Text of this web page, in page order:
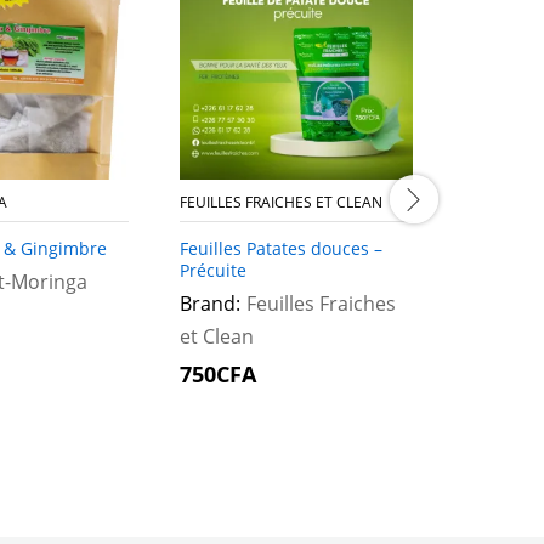
Gingimbre
Moringa
FEUILLES FRAICHES ET CLEAN
Feuilles Patates douces –
Précuite
Brand: Feuilles Fraiches
et Clean
750CFA
750CFA